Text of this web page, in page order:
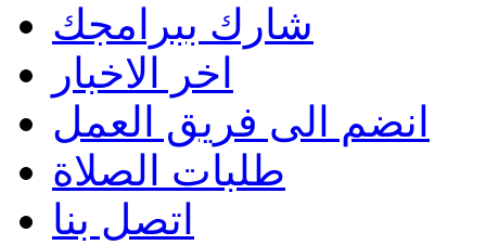
شارك ببرامجك
اخر الاخبار
انضم الى فريق العمل
طلبات الصلاة
اتصل بنا